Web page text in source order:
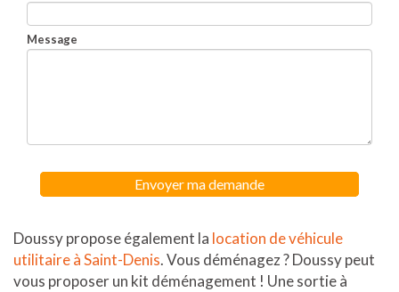
Message
Envoyer ma demande
Doussy propose également la location de véhicule
utilitaire à Saint-Denis. Vous déménagez ? Doussy peut
vous proposer un kit déménagement ! Une sortie à